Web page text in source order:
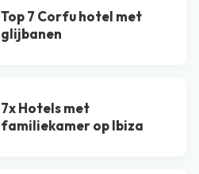
Top 7 Corfu hotel met
glijbanen
7x Hotels met
familiekamer op Ibiza